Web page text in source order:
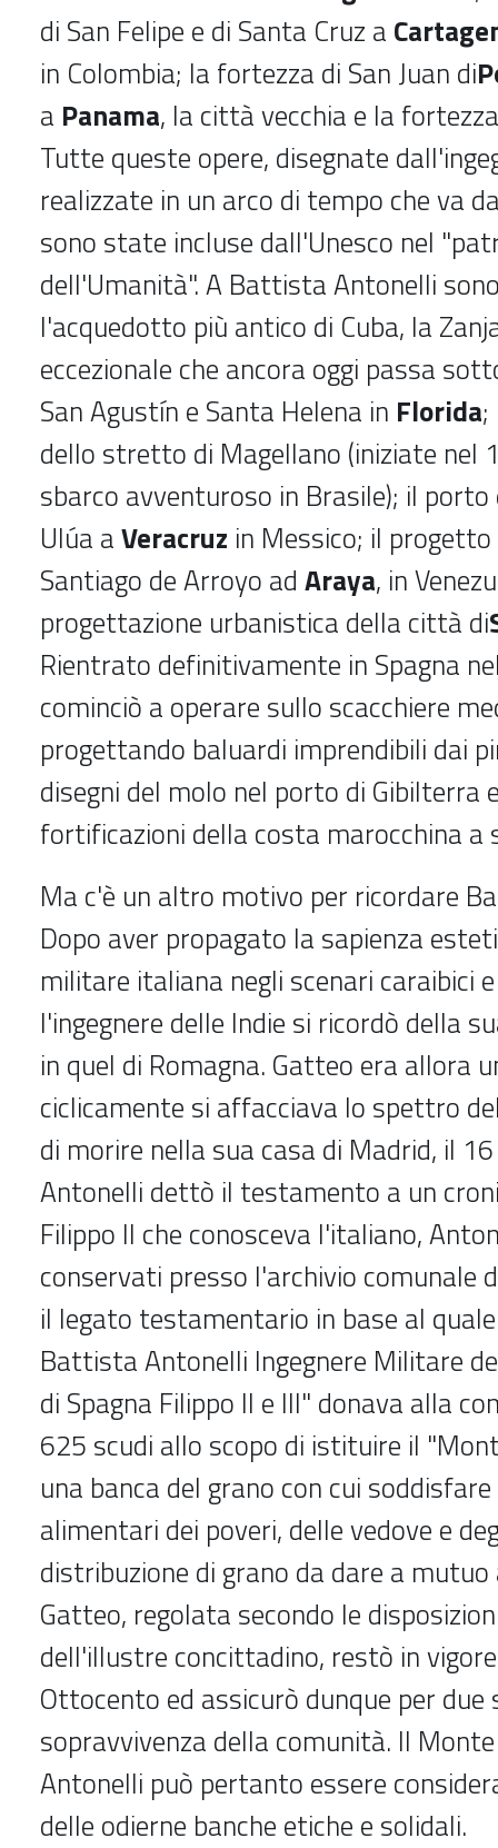
di San Felipe e di Santa Cruz a
in Colombia; la fortezza di San Juan di
a Panama, la città vecchia e la
Tutte queste opere, disegnate
realizzate in un arco di tempo che va
sono state incluse dall'Unesco nel
dell'Umanità". A Battista Antonelli
l'acquedotto più antico di Cuba, la
eccezionale che ancora oggi passa
San Agustín e Santa Helena in Florida;
dello stretto di Magellano (iniziate nel
sbarco avventuroso in Brasile); il porto
Ulúa aVeracruz in Messico; il
Santiago de Arroyo ad Araya, in
progettazione urbanistica della città di
Rientrato definitivamente in Spagna
cominciò a operare sullo scacchiere
progettando baluardi imprendibili dai
disegni del molo nel porto di Gibilterra
fortificazioni della costa marocchina a
Ma c'è un altro motivo per ricordare
Dopo aver propagato la sapienza
militare italiana negli scenari caraibici
l'ingegnere delle Indie si ricordò della
in quel di Romagna. Gatteo era allora
ciclicamente si affacciava lo spettro
di morire nella sua casa di Madrid, il
Antonelli dettò il testamento a un
Filippo II che conosceva l'italiano,
conservati presso l'archivio comunale
il legato testamentario in base al
Battista Antonelli Ingegnere Militare
di Spagna Filippo II e III" donava alla
625 scudi allo scopo di istituire il
una banca del grano con cui
alimentari dei poveri, delle vedove e
distribuzione di grano da dare a mutuo
Gatteo, regolata secondo le
dell'illustre concittadino, restò in
Ottocento ed assicurò dunque per due
sopravvivenza della comunità. Il
Antonelli può pertanto essere
delle odierne banche etiche e solidali.